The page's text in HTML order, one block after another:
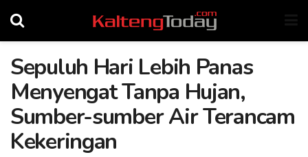
Sepuluh Hari Lebih Panas
Menyengat Tanpa Hujan,
Sumber-sumber Air Terancam
Kekeringan